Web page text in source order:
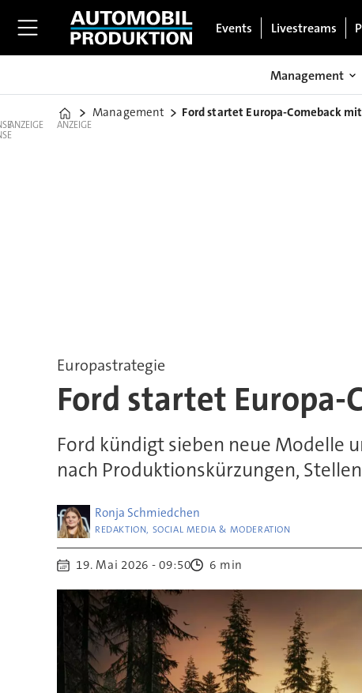
Events Livestreams
Management
Home
Management Ford startet Europa-Comeback
ANZEIGE ANZEIGE
Europastrategie
Ford startet
Ford kündigt sieben neue Modelle
nach Produktionskürzungen,
Ronja Schmiedchen
REDAKTION, SOCIAL MEDIA & MODERATION
19. Mai 2026 - 09:50 6 min